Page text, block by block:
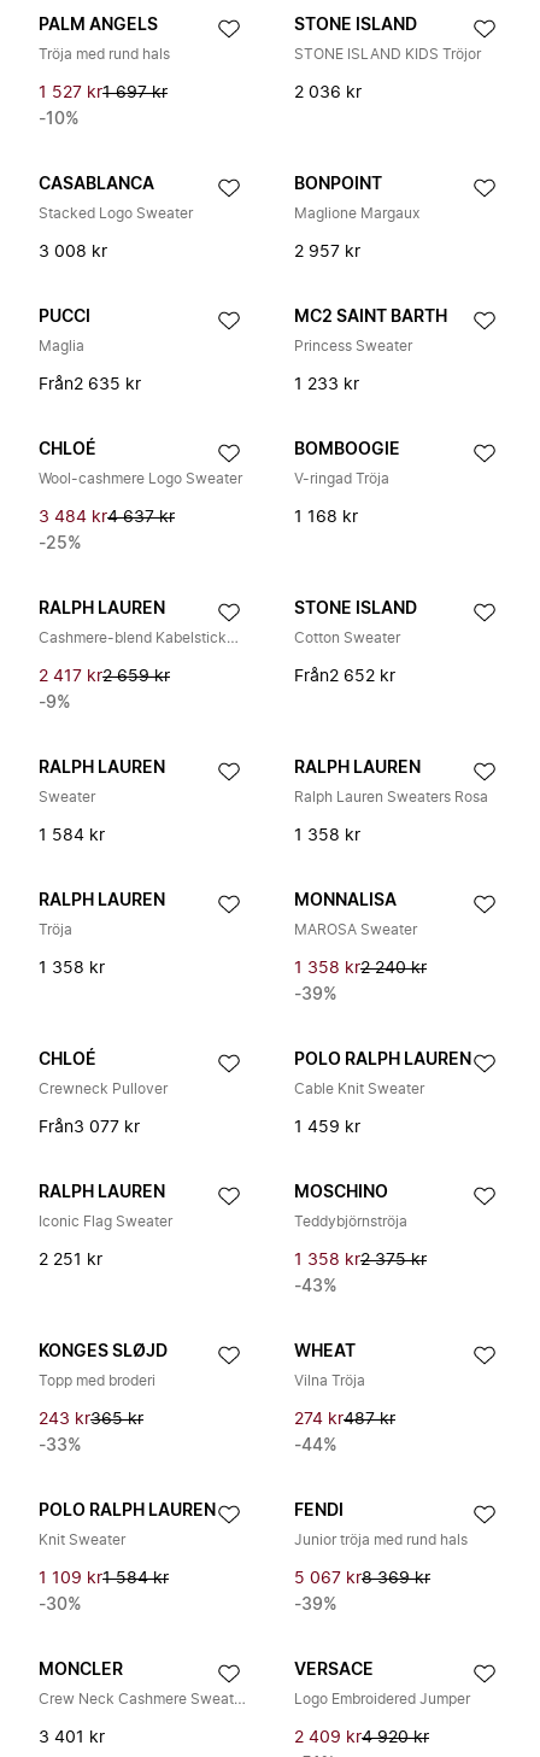
PALM ANGELS
Tröja med rund hals
1 527 kr1 697 kr
-10%
STONE ISLAND
STONE ISLAND KIDS Tröjor
2 036 kr
CASABLANCA
Stacked Logo Sweater
3 008 kr
BONPOINT
Maglione Margaux
2 957 kr
PUCCI
Maglia
Från2 635 kr
MC2 SAINT BARTH
Princess Sweater
1 233 kr
CHLOÉ
Wool-cashmere Logo Sweater
3 484 kr4 637 kr
-25%
BOMBOOGIE
V-ringad Tröja
1 168 kr
RALPH LAUREN
Cashmere-blend Kabelstickad Tröja
2 417 kr2 659 kr
-9%
STONE ISLAND
Cotton Sweater
Från2 652 kr
RALPH LAUREN
Sweater
1 584 kr
RALPH LAUREN
Ralph Lauren Sweaters Rosa
1 358 kr
RALPH LAUREN
Tröja
1 358 kr
MONNALISA
MAROSA Sweater
1 358 kr2 240 kr
-39%
CHLOÉ
Crewneck Pullover
Från3 077 kr
POLO RALPH LAUREN
Cable Knit Sweater
1 459 kr
RALPH LAUREN
Iconic Flag Sweater
2 251 kr
MOSCHINO
Teddybjörnströja
1 358 kr2 375 kr
-43%
KONGES SLØJD
Topp med broderi
243 kr365 kr
-33%
WHEAT
Vilna Tröja
274 kr487 kr
-44%
POLO RALPH LAUREN
Knit Sweater
1 109 kr1 584 kr
-30%
FENDI
Junior tröja med rund hals
5 067 kr8 369 kr
-39%
MONCLER
Crew Neck Cashmere Sweater
3 401 kr
VERSACE
Logo Embroidered Jumper
2 409 kr4 920 kr